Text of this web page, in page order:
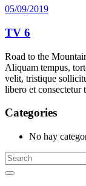
05/09/2019
TV 6
Road to the
Aliquam tempus,
velit, tristique
libero et
Categories
No hay